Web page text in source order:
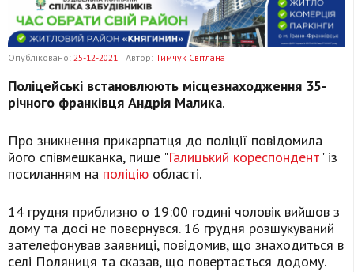
Опубліковано: 25-12-2021 Автор: Тимчук Світлана
Поліцейські встановлюють місцезнаходження 35-
річного франківця Андрія Малика.
Про зникнення прикарпатця до поліції повідомила
його співмешканка, пише "Галицький кореспондент" із
посиланням на поліцію області.
14 грудня приблизно о 19:00 годині чоловік вийшов з
дому та досі не повернувся. 16 грудня розшукуваний
зателефонував заявниці, повідомив, що знаходиться в
селі Поляниця та сказав, що повертається додому.